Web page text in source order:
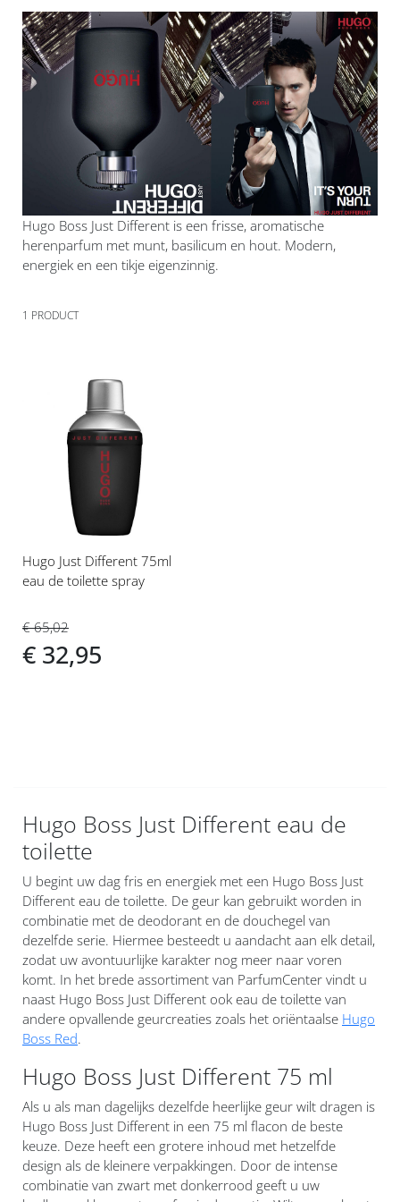
Hugo Boss Just Different is een frisse, aromatische
herenparfum met munt, basilicum en hout. Modern,
energiek en een tikje eigenzinnig.
1 PRODUCT
Voeg
verlanglijst
Hugo Just Different 75ml
eau de toilette spray
€ 65,02
€ 32,95
Hugo Boss Just Different eau de
toilette
U begint uw dag fris en energiek met een Hugo Boss Just
Different eau de toilette. De geur kan gebruikt worden in
combinatie met de deodorant en de douchegel van
dezelfde serie. Hiermee besteedt u aandacht aan elk detail,
zodat uw avontuurlijke karakter nog meer naar voren
komt. In het brede assortiment van ParfumCenter vindt u
naast Hugo Boss Just Different ook eau de toilette van
andere opvallende geurcreaties zoals het oriëntaalse Hugo
Boss Red.
Hugo Boss Just Different 75 ml
Als u als man dagelijks dezelfde heerlijke geur wilt dragen is
Hugo Boss Just Different in een 75 ml flacon de beste
keuze. Deze heeft een grotere inhoud met hetzelfde
design als de kleinere verpakkingen. Door de intense
combinatie van zwart met donkerrood geeft u uw